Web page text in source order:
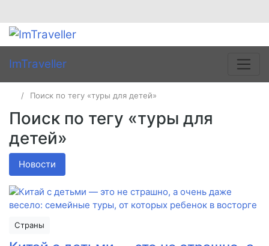
ImTraveller
Поиск по тегу «туры для детей»
Поиск по тегу «туры для
детей»
Новости
Страны